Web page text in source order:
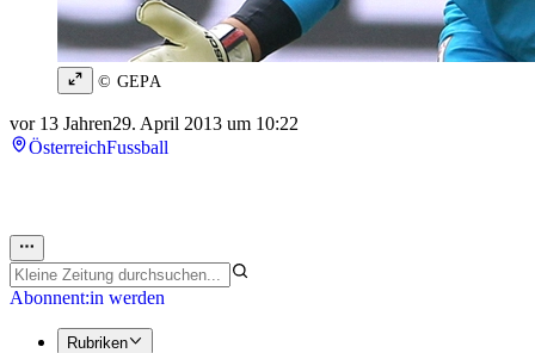
© GEPA
vor 13 Jahren29. April 2013 um 10:22
ÖsterreichFussball
Abonnent:in werden
Rubriken